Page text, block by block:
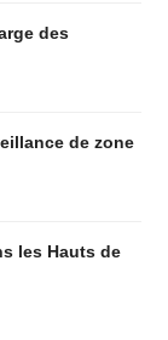
des
de zone
les Hauts de